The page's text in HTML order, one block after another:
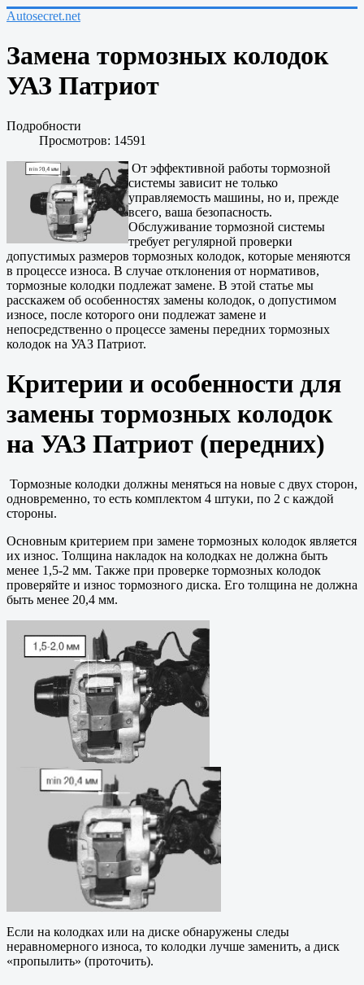
Autosecret.net
Замена тормозных колодок
УАЗ Патриот
Подробности
Просмотров: 14591
От эффективной работы тормозной
системы зависит не только
управляемость машины, но и, прежде
всего, ваша безопасность.
Обслуживание тормозной системы
требует регулярной проверки
допустимых размеров тормозных колодок, которые меняются
в процессе износа. В случае отклонения от нормативов,
тормозные колодки подлежат замене. В этой статье мы
расскажем об особенностях замены колодок, о допустимом
износе, после которого они подлежат замене и
непосредственно о процессе замены передних тормозных
колодок на УАЗ Патриот.
Критерии и особенности для
замены тормозных колодок
на УАЗ Патриот (передних)
Тормозные колодки должны меняться на новые с двух сторон,
одновременно, то есть комплектом 4 штуки, по 2 с каждой
стороны.
Основным критерием при замене тормозных колодок является
их износ. Толщина накладок на колодках не должна быть
менее 1,5-2 мм. Также при проверке тормозных колодок
проверяйте и износ тормозного диска. Его толщина не должна
быть менее 20,4 мм.
Если на колодках или на диске обнаружены следы
неравномерного износа, то колодки лучше заменить, а диск
«пропылить» (проточить).